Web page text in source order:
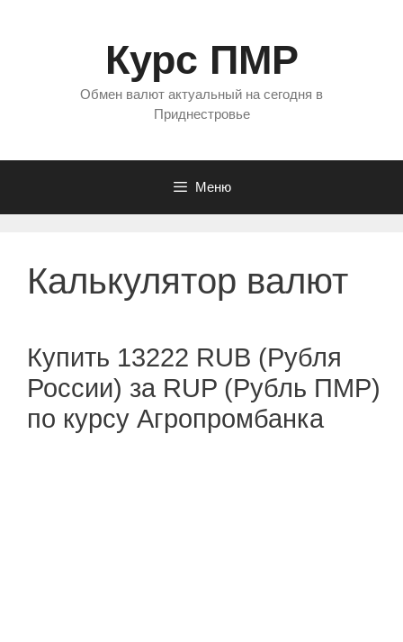
Курс ПМР
Обмен валют актуальный на сегодня в
Приднестровье
Меню
Калькулятор валют
Купить 13222 RUB (Рубля
России) за RUP (Рубль ПМР)
по курсу Агропромбанка